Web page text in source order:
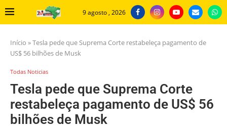
9 agosto , 2026
Início »Tesla pede que Suprema Corte restabeleça pagamento de
US$ 56 bilhões de Musk
Todas Noticias
Tesla pede que Suprema Corte
restabeleça pagamento de US$ 56
bilhões de Musk